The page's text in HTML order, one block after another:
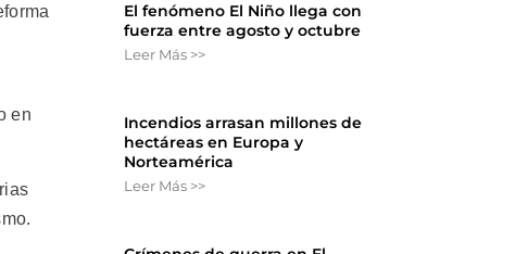
en
El fenómeno El Niño llega con
fuerza entre agosto y octubre
Leer Más >>
Incendios arrasan millones de
hectáreas en Europa y
Norteamérica
Leer Más >>